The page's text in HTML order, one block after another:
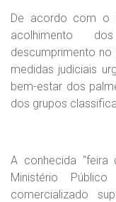
De acordo com o
acolhimento
descumprimento
medidas judiciais
bem-estar dos
dos grupos
A conhecida
Ministério
comercializado